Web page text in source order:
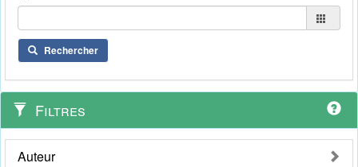
Rechercher
Filtres
Auteur